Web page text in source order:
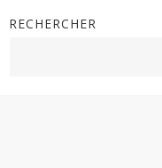
RECHERCHER